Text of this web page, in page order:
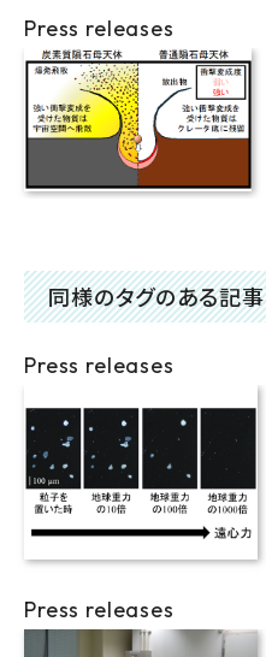
Press releases
同様のタグのある記事
Press releases
Press releases